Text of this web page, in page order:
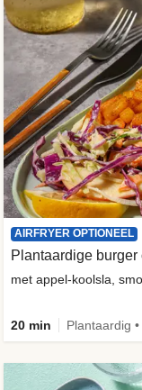
AIRFRYER OPTIONEEL
Plantaardige
met appel-koolsla,
20 min Plantaardig